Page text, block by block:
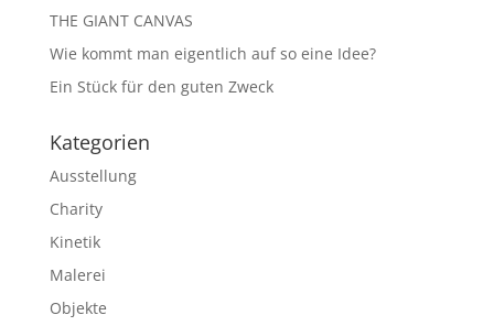
THE GIANT CANVAS
Wie kommt man eigentlich auf so eine Idee?
Ein Stück für den guten Zweck
Kategorien
Ausstellung
Charity
Kinetik
Malerei
Objekte